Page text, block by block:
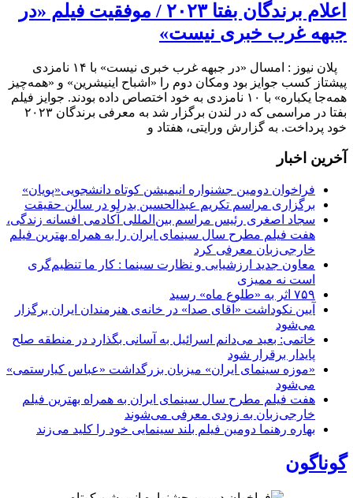
اعلام برندگان بفتا ۲۰۲۳ / موفقیت فیلم «در
جبهه غرب خبری نیست»
پلان نیوز : امسال «در جبهه غرب خبری نیست» با ۱۴ نامزدی
پیشتاز کسب جوایز بود ومکان دوم را «اشباح اینیشرین» و «همه‌چیز
همه‌جا یکباره» با ۱۰ نامزدی به خود اختصاص داده بودند. جوایز فیلم
بفتا در مراسمی که در لندن برگزار شد به معرفی برندگان ۲۰۲۳
خود پرداخت. به گزارش ورایتی، هفتاد و
آخرین اخبار
فراخوان دومین جشنواره انیمیشن کوتاه دانشجویی«پویان»
برگزاری مراسم تکریم عبدالحسین بدرلو در سالن حقیقت
سجاد اصغری رئیس مراسم بین‌المللی آکادمی افسانه زندگی،
هفت فیلم مطرح سال سینمای ایران را به همراه بهترین فیلم
خارجی‌زبان معرفی کرد
معاون جدید ارزشیابی و نظارت سینما : کار ما تنظیم‌گری
است نه ممیزی
۷۵۹ اثر به «طلوع ماه» رسید
آیین نکوداشت «آقای صدا» در خانه‌ی هنرمندان ایران برگزار
می‌شود
خاتمی: بعید می‌دانم اسرائیل به آسانی بگذارد در منطقه صلح
پایدار برقرار شود
«موزه سینمای ایران» میزبان بزرگداشت «عباس کیارستمی»
می‌شود
هفت فیلم مطرح سال سینمای ایران به همراه بهترین فیلم
خارجی‌زبان به زودی معرفی می‌شوند
بهاره رهنما دومین فیلم بلند سینمایی خود را کلید می‌زند
گوناگون